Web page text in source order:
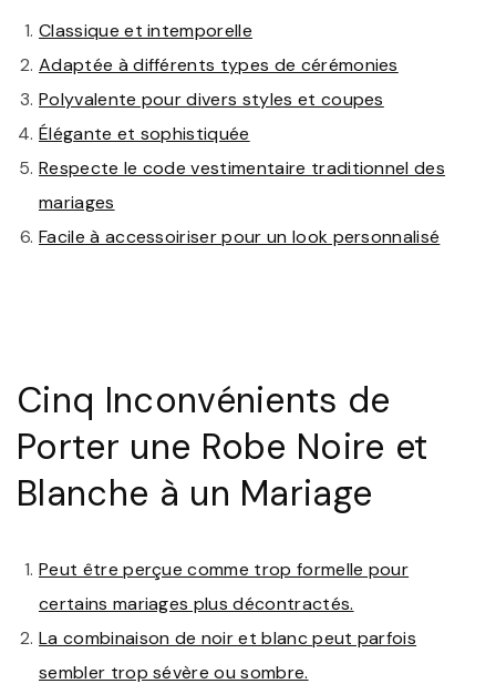
Classique et intemporelle
Adaptée à différents types de cérémonies
Polyvalente pour divers styles et coupes
Élégante et sophistiquée
Respecte le code vestimentaire traditionnel des
mariages
Facile à accessoiriser pour un look personnalisé
Cinq Inconvénients de
Porter une Robe Noire et
Blanche à un Mariage
Peut être perçue comme trop formelle pour
certains mariages plus décontractés.
La combinaison de noir et blanc peut parfois
sembler trop sévère ou sombre.